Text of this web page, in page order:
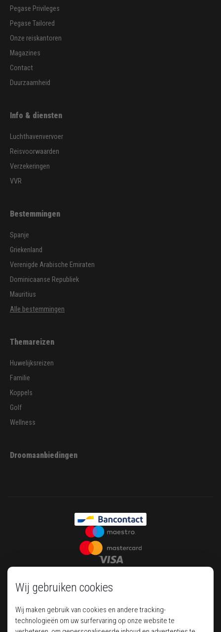
Wij gebruiken cookies
Wij maken gebruik van cookies en andere tracking-
technologieën om uw surfervaring op onze website te
Pegase Privileges
Pegase Tailored
Onze reiskantoren
Magazines
Contact
Duurzaamheid
Info & diensten
Luchthavenvervoer
Reisvoorwaarden
Verzekeringen
VVR
Bestemmingen
Spanje
Griekenland
Verenigde Arabische Emiraten
Dominicaanse Republiek
Mauritius
Alle bestemmingen
Themareizen
Huwelijksreizen
Familie
Koppels
Golf
Wellness
Droomaanbiedingen